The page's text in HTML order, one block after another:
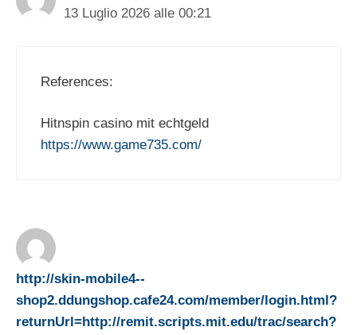
13 Luglio 2026 alle 00:21
References:
Hitnspin casino mit echtgeld
https://www.game735.com/
http://skin-mobile4--
shop2.ddungshop.cafe24.com/member/login.html?
returnUrl=http://remit.scripts.mit.edu/trac/search?